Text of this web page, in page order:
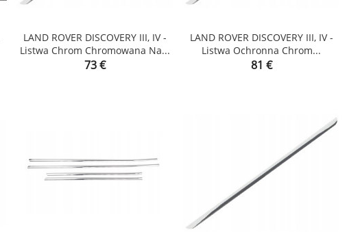
LAND ROVER DISCOVERY III, IV -
Listwa Chrom Chromowana Na...
Price
73 €
LAND ROVER DISCOVERY III, IV -
Listwa Ochronna Chrom...
Price
81 €